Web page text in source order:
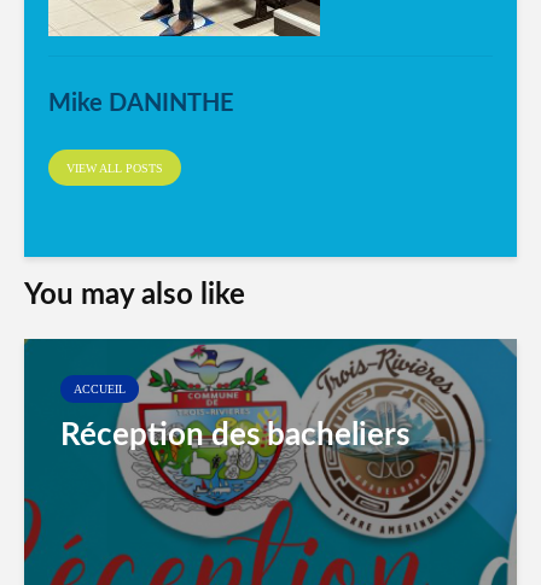
Mike DANINTHE
VIEW ALL POSTS
You may also like
ACCUEIL
Réception des bacheliers